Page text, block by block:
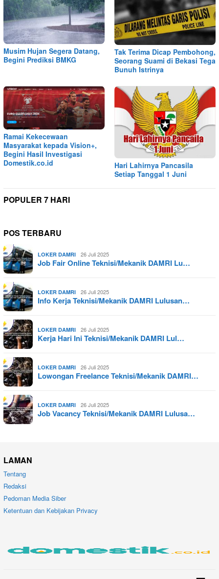
Musim Hujan Segera Datang,
Begini Prediksi BMKG
Tak Terima Dicap Pembohong,
Seorang Suami di Bekasi Tega
Bunuh Istrinya
Ramai Kekecewaan
Masyarakat kepada Vision+,
Begini Hasil Investigasi
Domestik.co.id
Hari Lahirnya Pancasila
Setiap Tanggal 1 Juni
POPULER 7 HARI
POS TERBARU
LOKER DAMRI 26 Juli 2025
Job Fair Online Teknisi/Mekanik DAMRI Lu…
LOKER DAMRI 26 Juli 2025
Info Kerja Teknisi/Mekanik DAMRI Lulusan…
LOKER DAMRI 26 Juli 2025
Kerja Hari Ini Teknisi/Mekanik DAMRI Lul…
LOKER DAMRI 26 Juli 2025
Lowongan Freelance Teknisi/Mekanik DAMRI…
LOKER DAMRI 26 Juli 2025
Job Vacancy Teknisi/Mekanik DAMRI Lulusa…
LAMAN
Tentang
Redaksi
Pedoman Media Siber
Ketentuan dan Kebijakan Privacy